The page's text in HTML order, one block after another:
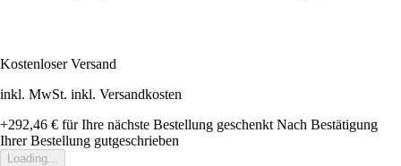
Kostenloser Versand
inkl. MwSt. inkl. Versandkosten
+292,46 € für Ihre nächste Bestellung geschenkt Nach Bestätigung
Ihrer Bestellung gutgeschrieben
Loading...